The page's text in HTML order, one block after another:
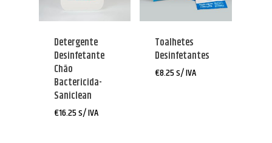
Detergente
Desinfetante
Chão
Bactericida-
Saniclean
€16.25s/ IVA
Toalhetes
Desinfetantes
€8.25s/ IVA